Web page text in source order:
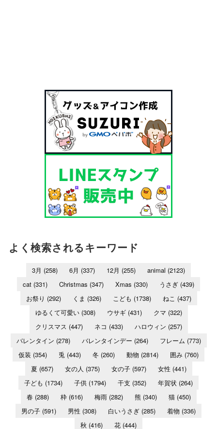
よく検索されるキーワード
3月 (258) 6月 (337) 12月 (255) animal (2123)
cat (331) Christmas (347) Xmas (330) うさぎ (439)
お祭り (292) くま (326) こども (1738) ねこ (437)
ゆるくて可愛い(308) ウサギ(431) クマ (322)
クリスマス (447) ネコ (433) ハロウィン (257)
バレンタイン (278) バレンタインデー (264) フレーム (773)
仮装 (354) 兎 (443) 冬 (260) 動物 (2814) 囲み (760)
夏 (657) 女の人 (375) 女の子(597) 女性 (441)
子ども (1734) 子供 (1794) 干支 (352) 年賀状 (264)
春(288) 枠(616) 梅雨(282) 熊 (340) 猫(450)
男の子 (591) 男性 (308) 白いうさぎ (285) 着物 (336)
秋 (416) 花 (444)